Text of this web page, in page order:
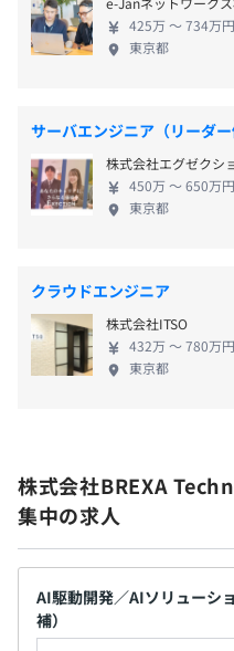
【事例2】
■要素技術（要素業務知
・開発：iOS（Swift)、
タサイエンス
・インフラ：AWS（EC2
■身につくスキル
・通常開発スキル（Swift
習、データサイエンス）
・大手キャリアのR&D部
【事例3】
■概要
大手建設業向け、AIOCRを
実験
■要素技術（要素業務知
Python、マシンラーニン
◆交通費全額支給
◆出張手当
◆家族手当（配偶者／月1
第一子：月6000円、第二
◆赴任手当
昇給査定：年1回（4月）
無期雇用
ービスや プロダクトを
も持っています。 その
SIからインフラ基盤構
範にわたり、 開発、運
要件定義、設計といった
す。 【育休・産休取得率100%】 女性ITエンジニア
の比率が32%と業界でも
す。ライフイベントの
も多数あります。育休・
なっており、産休・育休
領域が広く案件も豊富な
イフバランスと両立し
が、自由な社風の中で
ていただくことが可能で
業時間は15.1時間（
味・家庭などに費やす
クライフバランスの実
425万 〜 734万円
東京都
サーバエンジニア（リーダー
株式会社エグゼクシ
450万 〜 650万円
東京都
クラウドエンジニア
株式会社ITSO
432万 〜 780万円
東京都
株式会社BREXA
集中の求人
AI駆動開発／AIソリューシ
補）